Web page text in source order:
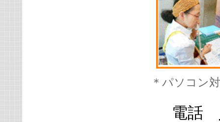
＊パソコン
電話